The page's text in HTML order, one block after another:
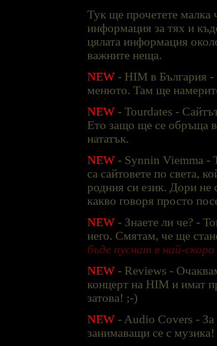
Тук ще прочетете малка
информация за тях и
цялата информация
важните неща.
NEW - HIM в България -
менюто. Там ще
NEW - Tourdates -
Ето защо ще се обръща
нататък.
NEW - Synnin Viemma -
са сайтовете по света,
родния си език. Дори не
какво говоря просто
NEW - Знаете ли че? -
него. Смятам, че ще
бъде пуснат в най-
NEW - Reviews -
концерт на HIM и имат
затова! ;-)
NEW - Audio Covers - За
занимаващи се с музика!